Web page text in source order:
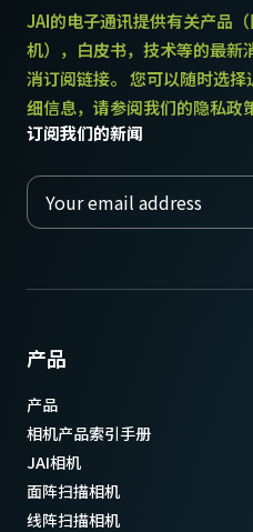
JAI的电子通讯提供有关产品
机），白皮书，技术等的最新
消订阅链接。 您可以随时选
细信息，请参阅我们的隐私政
订阅我们的新闻
产品
产品
相机产品索引手册
JAI相机
面阵扫描相机
线阵扫描相机